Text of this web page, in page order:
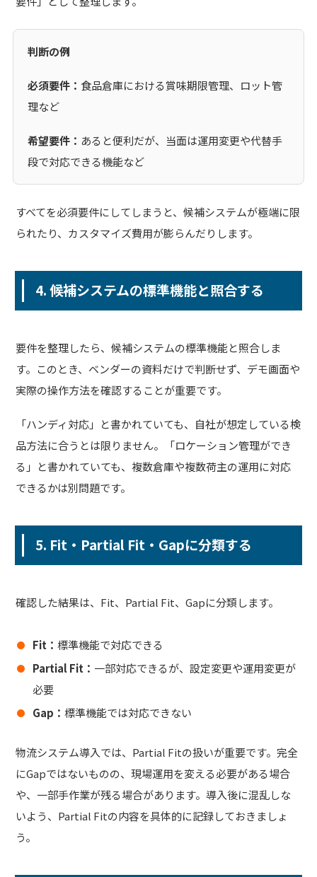
判断の例
必須要件： 食品倉庫における賞味期限管理、ロット管
理など
希望要件： あると便利だが、当面は運用変更や代替手
段で対応できる機能など
すべてを必須要件にしてしまうと、候補システムが極端に限
られたり、カスタマイズ費用が膨らんだりします。
4. 候補システムの標準機能と照合する
要件を整理したら、候補システムの標準機能と照合しま
す。このとき、ベンダーの資料だけで判断せず、デモ画面や
実際の操作方法を確認することが重要です。
「ハンディ対応」と書かれていても、自社が想定している検
品方法に合うとは限りません。「ロケーション管理ができ
る」と書かれていても、複数倉庫や複数荷主の運用に対応
できるかは別問題です。
5. Fit・Partial Fit・Gapに分類する
確認した結果は、Fit、Partial Fit、Gapに分類します。
Fit：標準機能で対応できる
Partial Fit： 一部対応できるが、設定変更や運用変更が
必要
Gap：標準機能では対応できない
物流システム導入では、Partial Fitの扱いが重要です。完全
にGapではないものの、現場運用を変える必要がある場合
や、一部手作業が残る場合があります。導入後に混乱しな
いよう、Partial Fitの内容を具体的に記録しておきましょ
う。